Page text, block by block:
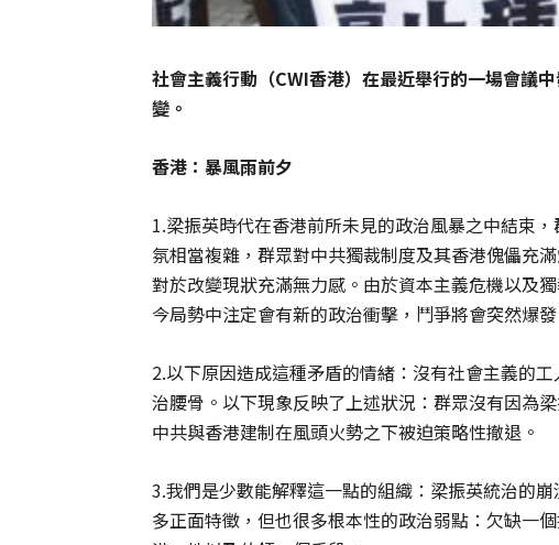
社會主義行動（CWI香港）在最近舉行的一場會議
變。
香港：暴風雨前夕
1.梁振英時代在香港前所未見的政治風暴之中結束
氛相當複雜，群眾對中共獨裁制度及其香港傀儡充
對於改變現狀充滿無力感。由於資本主義危機以及
今局勢中注定會有新的政治衝擊，鬥爭將會突然爆發
2.以下原因造成這種矛盾的情緒：沒有社會主義的
治腰骨。以下現象反映了上述狀況：群眾沒有因
中共與香港建制在風頭火勢之下被迫策略性撤退。
3.我們是少數能解釋這一點的組織：梁振英統治的
多正面特徵，但也很多根本性的政治弱點：欠缺一